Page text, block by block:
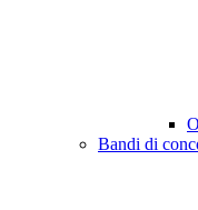
Bandi di